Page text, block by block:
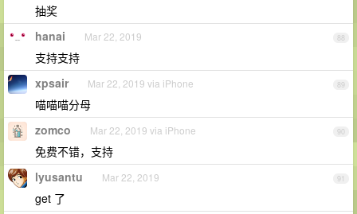
抽奖
88
hanai Mar 22, 2019
支持支持
89
xpsair Mar 22, 2019 via iPhone
喵喵喵分母
90
zomco Mar 22, 2019 via iPhone
免费不错，支持
91
lyusantu Mar 22, 2019
get 了